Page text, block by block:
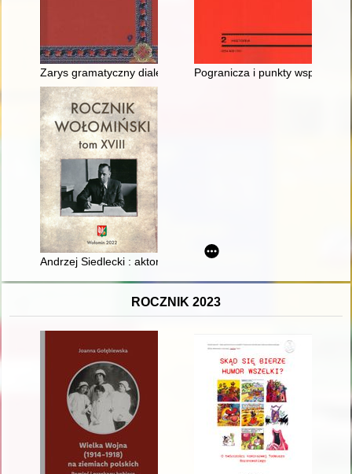
Zarys gramatyczny dialektu Ormian polskich z Kut
Pogranicza i punkty wspólne :
Andrzej Siedlecki : aktor, reżyser, dziennikarz, filmowiec. Cz. 2
ROCZNIK 2023